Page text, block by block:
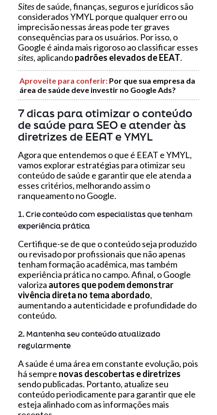
Sitesde saúde, finanças, seguros e jurídicos são
considerados YMYL porque qualquer erro ou
imprecisão nessas áreas pode ter graves
consequências para os usuários. Por isso, o
Google é ainda mais rigoroso ao classificar esses
sites, aplicandopadrões elevados de EEAT.
Aproveite para conferir: Por que sua empresa da
área de saúde deve investir no Google Ads?
7 dicas para otimizar o conteúdo
de saúde para SEO e atender às
diretrizes de EEAT e YMYL
Agora que entendemos o que é EEAT e YMYL,
vamos explorar estratégias para otimizar seu
conteúdo de saúde e garantir que ele atenda a
esses critérios, melhorando assim o
ranqueamento no Google.
1. Crie conteúdo com especialistas que tenham
experiência prática
Certifique-se de que o conteúdo seja produzido
ou revisado por profissionais que não apenas
tenham formação acadêmica, mas também
experiência prática no campo. Afinal, o Google
valoriza autores que podem demonstrar
vivência direta no tema abordado,
aumentando a autenticidade e profundidade do
conteúdo.
2. Mantenha seu conteúdo atualizado
regularmente
A saúde é uma área em constante evolução, pois
há sempre novas descobertas e diretrizes
sendo publicadas. Portanto, atualize seu
conteúdo periodicamente para garantir que ele
esteja alinhado com as informações mais